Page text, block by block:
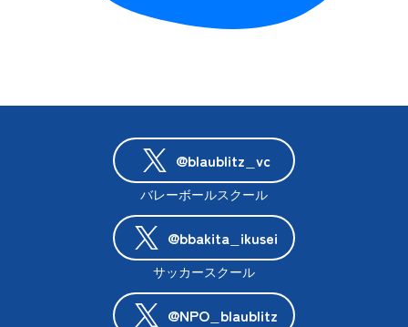
@blaublitz_vc
バレーボールスクール
@bbakita_ikusei
サッカースクール
@NPO_blaublitz